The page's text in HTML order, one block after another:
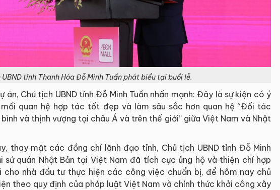
tỉnh Thanh Hóa Đỗ Minh Tuấn phát biểu tại buổi lễ.
án, Chủ tịch UBND tỉnh Đỗ Minh Tuấn nhấn mạnh: Đây là sự kiện có ý
quan hệ hợp tác tốt đẹp và làm sâu sắc hơn quan hệ “Đối tác
và thịnh vượng tại châu Á và trên thế giới” giữa Việt Nam và Nhật
thay mặt các đồng chí lãnh đạo tỉnh, Chủ tịch UBND tỉnh Đỗ Minh
sứ quán Nhật Bản tại Việt Nam đã tích cực ủng hộ và thiện chí hợp
nhà đầu tư thực hiện các công việc chuẩn bị, để hôm nay chủ
theo quy định của pháp luật Việt Nam và chính thức khởi công xây